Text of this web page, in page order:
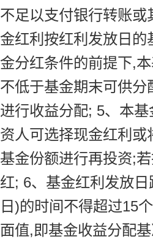
不足以支付银行转账
金红利按红利发放日
金分红条件的前提下,
不低于基金期末可供
进行收益分配; 5、本
资人可选择现金红利
基金份额进行再投资;
红; 6、基金红利发放
日)的时间不得超过15
面值,即基金收益分配